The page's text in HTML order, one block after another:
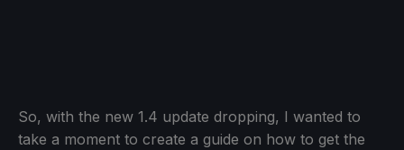
So, with the new 1.4 update dropping, I wanted to
take a moment to create a guide on how to get the